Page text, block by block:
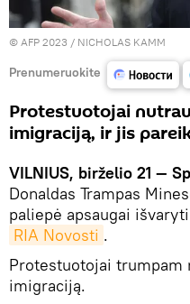
© AFP 2023 / NICHOLAS KAMM
Prenumeruokite
Protestuotojai
imigraciją, ir jis
VILNIUS, birželio 21 —
Donaldas Trampas
paliepė apsaugai
RIA Novosti .
Protestuotojai trumpam
imigraciją.